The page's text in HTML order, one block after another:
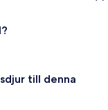
till denna